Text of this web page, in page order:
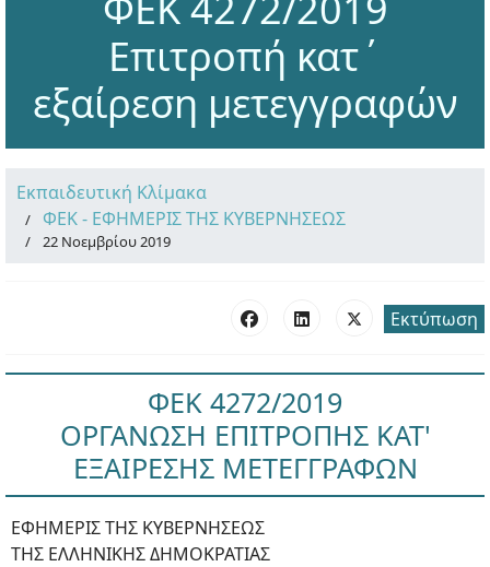
Επιτροπή κατ΄
εξαίρεση μετεγγραφών
Εκπαιδευτική Κλίμακα
ΦΕΚ - ΕΦΗΜΕΡΙΣ ΤΗΣ ΚΥΒΕΡΝΗΣΕΩΣ
22 Νοεμβρίου 2019
Εκτύπωση
ΦΕΚ 4272/2019
ΟΡΓΑΝΩΣΗ ΕΠΙΤΡΟΠΗΣ ΚΑΤ'
ΕΞΑΙΡΕΣΗΣ ΜΕΤΕΓΓΡΑΦΩΝ
ΕΦΗΜΕΡΙΣ ΤΗΣ ΚΥΒΕΡΝΗΣΕΩΣ
ΤΗΣ ΕΛΛΗΝΙΚΗΣ ΔΗΜΟΚΡΑΤΙΑΣ